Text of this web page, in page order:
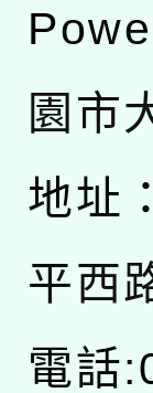
園市
地址：
平西
電話